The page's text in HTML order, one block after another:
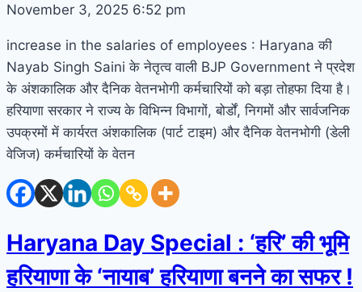
November 3, 2025 6:52 pm
increase in the salaries of employees : Haryana की
Nayab Singh Saini के नेतृत्व वाली BJP Government ने प्रदेश
के अंशकालिक और दैनिक वेतनभोगी कर्मचारियों को बड़ा तोहफा दिया है।
हरियाणा सरकार ने राज्य के विभिन्न विभागों, बोर्डों, निगमों और सार्वजनिक
उपक्रमों में कार्यरत अंशकालिक (पार्ट टाइम) और दैनिक वेतनभोगी (डेली
वेजिज) कर्मचारियों के वेतन
Haryana Day Special : ‘हरि’ की भूमि
हरियाणा के ‘नायाब’ हरियाणा बनने का सफर !